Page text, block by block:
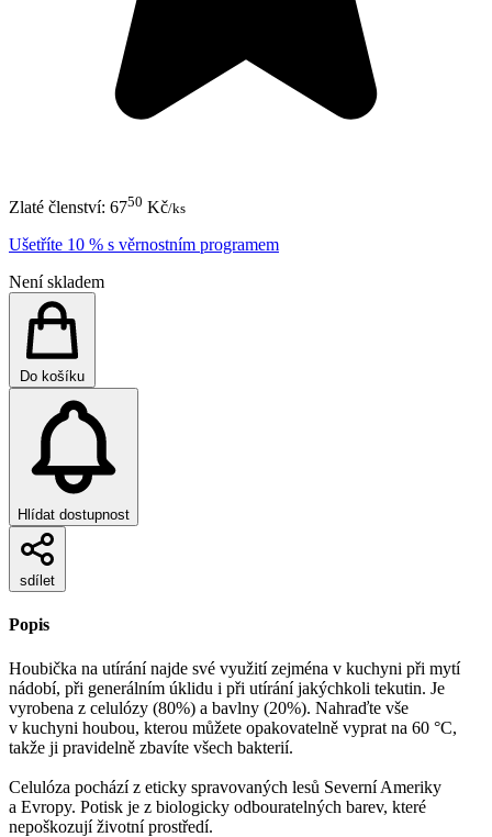
Zlaté členství: 6750 Kč/ks
Ušetříte 10 % s věrnostním programem
Není skladem
Do košíku
Hlídat dostupnost
sdílet
Popis
Houbička na utírání najde své využití zejména v kuchyni při mytí
nádobí, při generálním úklidu i při utírání jakýchkoli tekutin. Je
vyrobena z celulózy (80%) a bavlny (20%). Nahraďte vše
v kuchyni houbou, kterou můžete opakovatelně vyprat na 60 °C,
takže ji pravidelně zbavíte všech bakterií.
Celulóza pochází z eticky spravovaných lesů Severní Ameriky
a Evropy. Potisk je z biologicky odbouratelných barev, které
nepoškozují životní prostředí.